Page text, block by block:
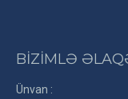
BİZİMLƏ
Ünvan :